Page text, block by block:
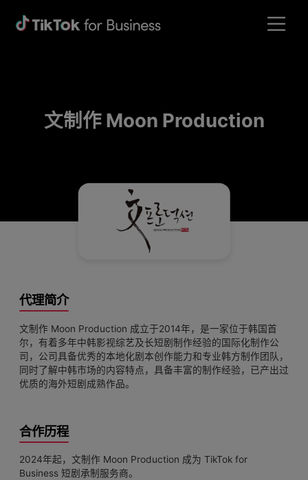
文制作 Moon Production
代理简介
文制作 Moon Production 成立于2014年，是一家位于韩国首
尔，有着多年中韩影视综艺及长短剧制作经验的国际化制作公
司，公司具备优秀的本地化剧本创作能力和专业韩方制作团队，
同时了解中韩市场的内容特点，具备丰富的制作经验，已产出过
优质的海外短剧成熟作品。
合作历程
2024年起，文制作 Moon Production 成为 TikTok for
Business 短剧承制服务商。